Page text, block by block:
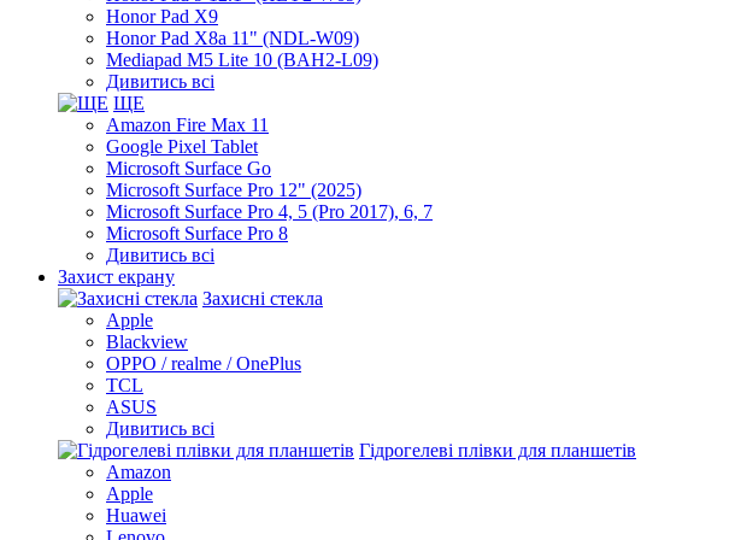
Honor Pad X9
Honor Pad X8a 11" (NDL-W09)
Mediapad M5 Lite 10 (BAH2-L09)
Дивитись всі
ЩЕ
Amazon Fire Max 11
Google Pixel Tablet
Microsoft Surface Go
Microsoft Surface Pro 12" (2025)
Microsoft Surface Pro 4, 5 (Pro 2017), 6, 7
Microsoft Surface Pro 8
Дивитись всі
Захист екрану
Захисні стекла
Apple
Blackview
OPPO / realme / OnePlus
TCL
ASUS
Дивитись всі
Гідрогелеві плівки для планшетів
Amazon
Apple
Huawei